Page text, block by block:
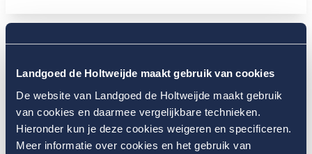
Landgoed de Holtweijde maakt gebruik van cookies
De website van Landgoed de Holtweijde maakt gebruik
van cookies en daarmee vergelijkbare technieken.
Hieronder kun je deze cookies weigeren en specificeren.
Meer informatie over cookies en het gebruik van
IMPRESSIE LENTE IN
TWENTE